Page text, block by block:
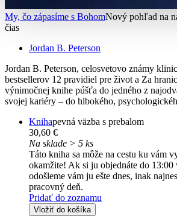
My, čo zápasíme s BohomNový pohľad na
čias
Jordan B. Peterson
Jordan B. Peterson, celosvetovo známy
bestsellerov 12 pravidiel pre život a Za
výnimočnej knihe púšťa do jedného z
svojej kariéry – do hlbokého,
Knihapevná väzba s prebalom
30,60 €
Na sklade > 5 ks
Táto kniha sa môže na cestu ku vám
okamžite! Ak si ju objednáte do 13:00
odošleme vám ju ešte dnes, inak
pracovný deň.
Pridať do zoznamu
Vložiť do košíka